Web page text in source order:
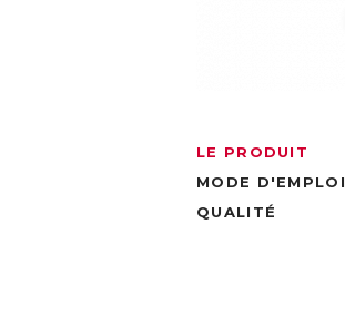
LE PRODUIT
MODE D'EMPLOI
QUALITÉ